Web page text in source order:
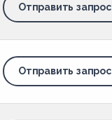
Отправить запрос
Отправить запрос